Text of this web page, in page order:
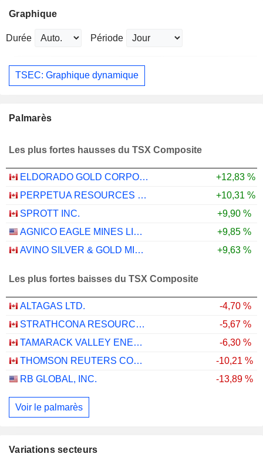
Graphique
Durée Période
TSEC: Graphique dynamique
Palmarès
Les plus fortes hausses du TSX Composite
ELDORADO GOLD CORPORATION
+12,83 %
PERPETUA RESOURCES CORP.
+10,31 %
SPROTT INC.
+9,90 %
AGNICO EAGLE MINES LIMITED
+9,85 %
AVINO SILVER & GOLD MINES LTD.
+9,63 %
Les plus fortes baisses du TSX Composite
ALTAGAS LTD.
-4,70 %
STRATHCONA RESOURCES LTD.
-5,67 %
TAMARACK VALLEY ENERGY LTD.
-6,30 %
THOMSON REUTERS CORPORATION
-10,21 %
RB GLOBAL, INC.
-13,89 %
Voir le palmarès
Variations secteurs